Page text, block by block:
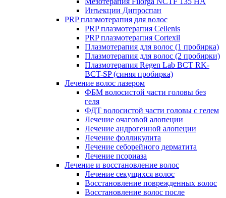
Инъекции Дипроспан
PRP плазмотерапия для волос
PRP плазмотерапия Cellenis
PRP плазмотерапия Cortexil
Плазмотерапия для волос (1 пробирка)
Плазмотерапия для волос (2 пробирки)
Плазмотерапия Regen Lab BCT RK-
BCT-SP (синяя пробирка)
Лечение волос лазером
ФБМ волосистой части головы без
геля
ФДТ волосистой части головы с гелем
Лечение очаговой алопеции
Лечение андрогенной алопеции
Лечение фолликулита
Лечение себорейного дерматита
Лечение псориаза
Лечение и восстановление волос
Лечение секущихся волос
Восстановление поврежденных волос
Восстановление волос после